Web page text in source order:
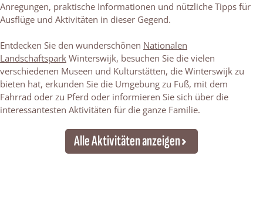
Anregungen, praktische Informationen und nützliche Tipps für
Ausflüge und Aktivitäten in dieser Gegend.
Entdecken Sie den wunderschönen Nationalen
Landschaftspark Winterswijk, besuchen Sie die vielen
verschiedenen Museen und Kulturstätten, die Winterswijk zu
bieten hat, erkunden Sie die Umgebung zu Fuß, mit dem
Fahrrad oder zu Pferd oder informieren Sie sich über die
interessantesten Aktivitäten für die ganze Familie.
Alle Aktivitäten anzeigen